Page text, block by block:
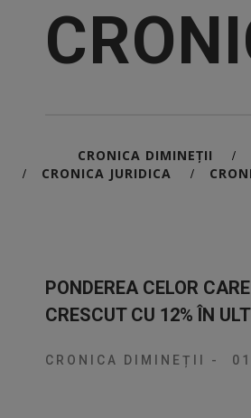
CRONICA DIMINEȚII /
/ CRONICA JURIDICA /
PONDEREA CELOR
CRESCUT CU 12% ÎN
CRONICA DIMINEȚII -